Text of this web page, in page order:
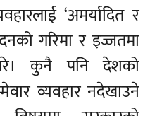
‘अमर्यादित र
गरिमा र इज्जतमा
कुनै पनि देशको
व्यवहार नदेखाउने